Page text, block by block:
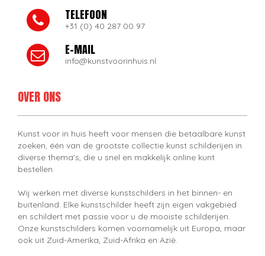
TELEFOON
+31 (0) 40 287 00 97
E-MAIL
info@kunstvoorinhuis.nl
OVER ONS
Kunst voor in huis heeft voor mensen die betaalbare kunst
zoeken, één van de grootste collectie kunst schilderijen in
diverse thema's, die u snel en makkelijk online kunt
bestellen.
Wij werken met diverse kunstschilders in het binnen- en
buitenland. Elke kunstschilder heeft zijn eigen vakgebied
en schildert met passie voor u de mooiste schilderijen.
Onze kunstschilders komen voornamelijk uit Europa, maar
ook uit Zuid-Amerika, Zuid-Afrika en Azië.